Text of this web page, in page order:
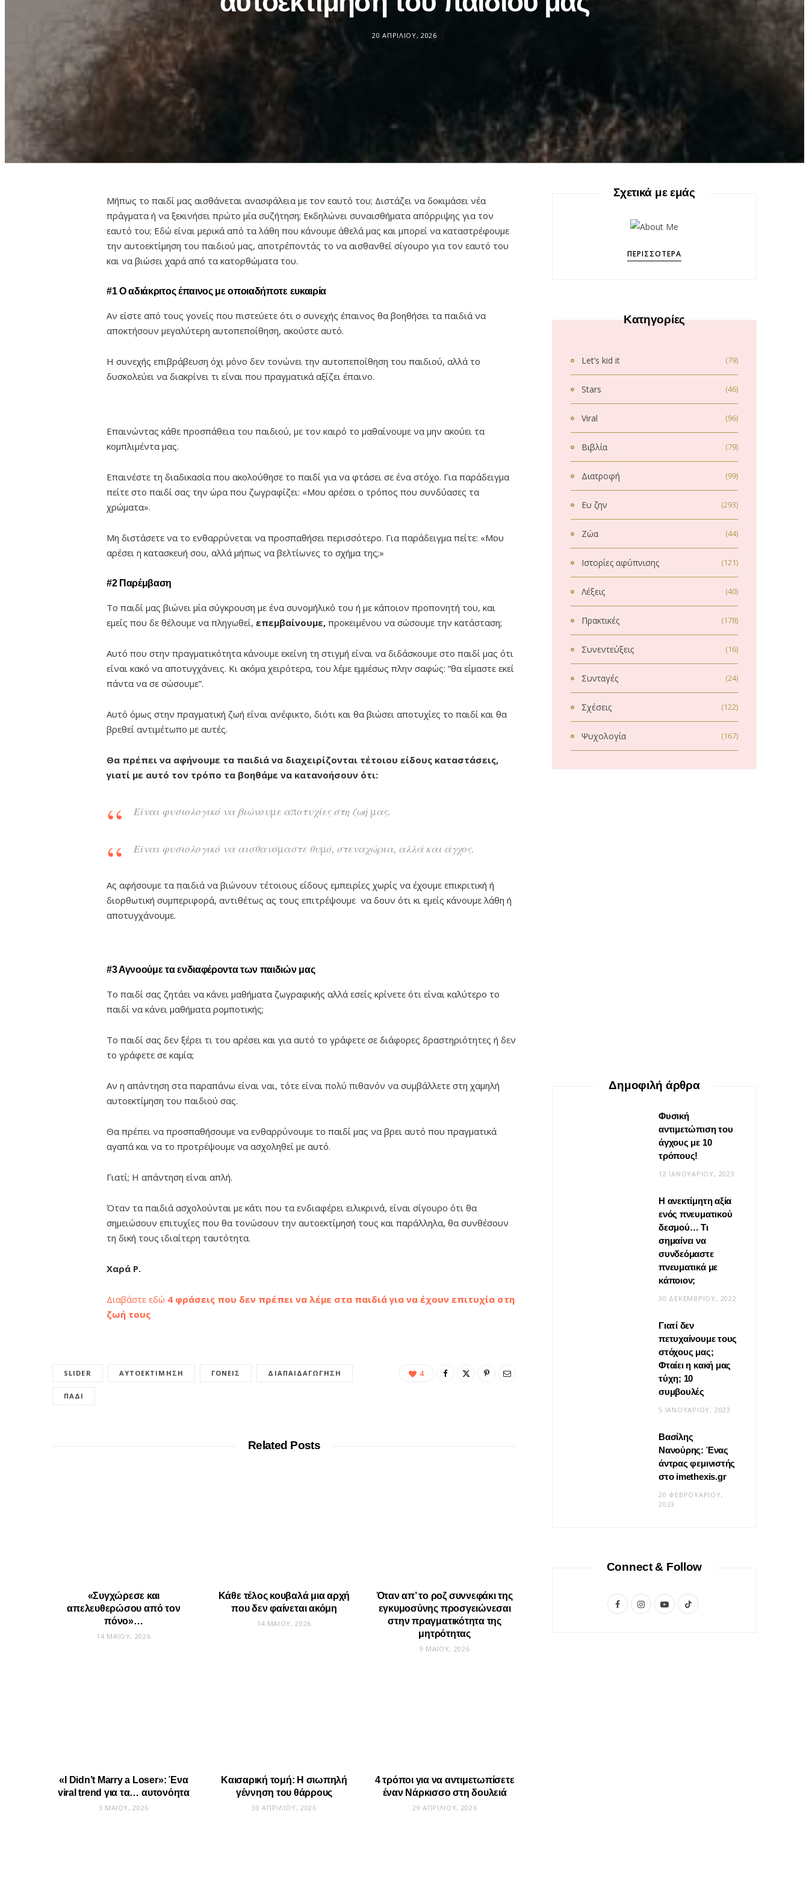
20 ΑΠΡΙΛΊΟΥ, 2026
Μήπως το παιδί μας αισθάνεται ανασφάλεια με τον εαυτό του; Διστάζει να δοκιμάσει νέα
πράγματα ή να ξεκινήσει πρώτο μία συζήτηση; Εκδηλώνει συναισθήματα απόρριψης για τον
εαυτό του; Εδώ είναι μερικά από τα λάθη που κάνουμε άθελά μας και μπορεί να καταστρέφουμε
την αυτοεκτίμηση του παιδιού μας, αποτρέποντάς το να αισθανθεί σίγουρο για τον εαυτό του
και να βιώσει χαρά από τα κατορθώματα του.
#1 Ο αδιάκριτος έπαινος με οποιαδήποτε ευκαιρία
Αν είστε από τους γονείς που πιστεύετε ότι ο συνεχής έπαινος θα βοηθήσει τα παιδιά να
αποκτήσουν μεγαλύτερη αυτοπεποίθηση, ακούστε αυτό.
Η συνεχής επιβράβευση όχι μόνο δεν τονώνει την αυτοπεποίθηση του παιδιού, αλλά το
δυσκολεύει να διακρίνει τι είναι που πραγματικά αξίζει έπαινο.
Επαινώντας κάθε προσπάθεια του παιδιού, με τον καιρό το μαθαίνουμε να μην ακούει τα
κομπλιμέντα μας.
Επαινέστε τη διαδικασία που ακολούθησε το παιδί για να φτάσει σε ένα στόχο. Για παράδειγμα
πείτε στο παιδί σας την ώρα που ζωγραφίζει: «Μου αρέσει ο τρόπος που συνδύασες τα
χρώματα».
Μη διστάσετε να το ενθαρρύνεται να προσπαθήσει περισσότερο. Για παράδειγμα πείτε: «Μου
αρέσει η κατασκευή σου, αλλά μήπως να βελτίωνες το σχήμα της;»
#2 Παρέμβαση
Το παιδί μας βιώνει μία σύγκρουση με ένα συνομήλικό του ή με κάποιον προπονητή του, και
εμείς που δε θέλουμε να πληγωθεί, επεμβαίνουμε, προκειμένου να σώσουμε την κατάσταση;
Αυτό που στην πραγματικότητα κάνουμε εκείνη τη στιγμή είναι να διδάσκουμε στο παιδί μας ότι
είναι κακό να αποτυγχάνεις. Κι ακόμα χειρότερα, του λέμε εμμέσως πλην σαφώς: “θα είμαστε εκεί
πάντα να σε σώσουμε”.
Αυτό όμως στην πραγματική ζωή είναι ανέφικτο, διότι και θα βιώσει αποτυχίες το παιδί και θα
βρεθεί αντιμέτωπο με αυτές.
Θα πρέπει να αφήνουμε τα παιδιά να διαχειρίζονται τέτοιου είδους καταστάσεις,
γιατί με αυτό τον τρόπο τα βοηθάμε να κατανοήσουν ότι:
Είναι φυσιολογικό να βιώνουμε αποτυχίες στη ζωή μας.
Είναι φυσιολογικό να αισθανόμαστε θυμό, στεναχώρια, αλλά και άγχος.
Ας αφήσουμε τα παιδιά να βιώνουν τέτοιους είδους εμπειρίες χωρίς να έχουμε επικριτική ή
διορθωτική συμπεριφορά, αντιθέτως ας τους επιτρέψουμε να δουν ότι κι εμείς κάνουμε λάθη ή
αποτυγχάνουμε.
#3 Αγνοούμε τα ενδιαφέροντα των παιδιών μας
Το παιδί σας ζητάει να κάνει μαθήματα ζωγραφικής αλλά εσείς κρίνετε ότι είναι καλύτερο το
παιδί να κάνει μαθήματα ρομποτικής;
Το παιδί σας δεν ξέρει τι του αρέσει και για αυτό το γράφετε σε διάφορες δραστηριότητες ή δεν
το γράφετε σε καμία;
Αν η απάντηση στα παραπάνω είναι ναι, τότε είναι πολύ πιθανόν να συμβάλλετε στη χαμηλή
αυτοεκτίμηση του παιδιού σας.
Θα πρέπει να προσπαθήσουμε να ενθαρρύνουμε το παιδί μας να βρει αυτό που πραγματικά
αγαπά και να το προτρέψουμε να ασχοληθεί με αυτό.
Γιατί; Η απάντηση είναι απλή.
Όταν τα παιδιά ασχολούνται με κάτι που τα ενδιαφέρει ειλικρινά, είναι σίγουρο ότι θα
σημειώσουν επιτυχίες που θα τονώσουν την αυτοεκτίμησή τους και παράλληλα, θα συνθέσουν
τη δική τους ιδιαίτερη ταυτότητα.
Χαρά Ρ.
Διαβάστε εδώ 4 φράσεις που δεν πρέπει να λέμε στα παιδιά για να έχουν επιτυχία στη
ζωή τους
SLIDER ΑΥΤΟΕΚΤΊΜΗΣΗ ΓΟΝΕΊΣ ΔΙΑΠΑΙΔΑΓΏΓΗΣΗ
ΠΑΔΊ
4
Related Posts
«Συγχώρεσε και
απελευθερώσου από τον
πόνο»…
14 ΜΑΪ́ΟΥ, 2026
Κάθε τέλος κουβαλά μια αρχή
που δεν φαίνεται ακόμη
14 ΜΑΪ́ΟΥ, 2026
Όταν απ’ το ροζ συννεφάκι της
εγκυμοσύνης προσγειώνεσαι
στην πραγματικότητα της
μητρότητας
9 ΜΑΪ́ΟΥ, 2026
«I Didn’t Marry a Loser»: Ένα
viral trend για τα… αυτονόητα
3 ΜΑΪ́ΟΥ, 2026
Καισαρική τομή: Η σιωπηλή
γέννηση του θάρρους
30 ΑΠΡΙΛΊΟΥ, 2026
4 τρόποι για να αντιμετωπίσετε
έναν Νάρκισσο στη δουλειά
29 ΑΠΡΙΛΊΟΥ, 2026
Σχετικά με εμάς
ΠΕΡΙΣΣΌΤΕΡΑ
Κατηγορίες
Let’s kid it (79)
Stars (46)
Viral (96)
Βιβλία (79)
Διατροφή (99)
Ευ ζην (293)
Ζώα (44)
Ιστορίες αφύπνισης (121)
Λέξεις (40)
Πρακτικές (178)
Συνεντεύξεις (16)
Συνταγές (24)
Σχέσεις (122)
Ψυχολογία (167)
Βίντεο: Μεταμόρφωσε το
φουλάρι σου σε κιμονό
20 ΜΑΪ́ΟΥ, 2026
ΣΧΈΣΕΙΣ
Η φροντίδα δεν είναι «δώσ’ το
Δημοφιλή άρθρα
Φυσική
αντιμετώπιση του
άγχους με 10
τρόπους!
12 ΙΑΝΟΥΑΡΊΟΥ, 2023
Η ανεκτίμητη αξία
ενός πνευματικού
δεσμού… Τι
σημαίνει να
συνδεόμαστε
πνευματικά με
κάποιον;
30 ΔΕΚΕΜΒΡΊΟΥ, 2022
Γιατί δεν
πετυχαίνουμε τους
στόχους μας;
Φταίει η κακή μας
τύχη; 10
συμβουλές
5 ΙΑΝΟΥΑΡΊΟΥ, 2023
Βασίλης
Νανούρης: Ένας
άντρας φεμινιστής
στο imethexis.gr
20 ΦΕΒΡΟΥΑΡΊΟΥ,
2023
Connect & Follow
F
I
Y
T